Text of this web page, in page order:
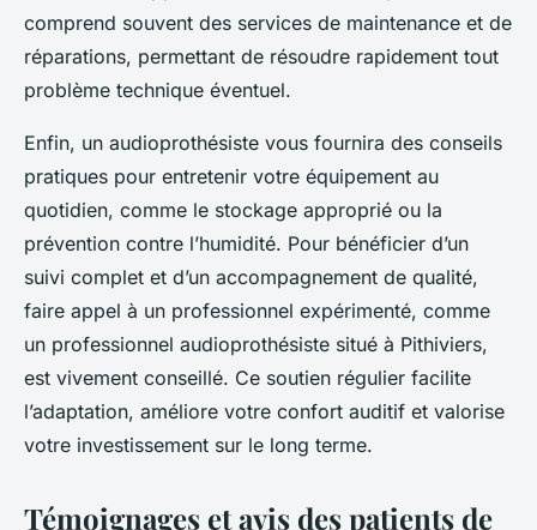
comprend souvent des services de maintenance et de
réparations, permettant de résoudre rapidement tout
problème technique éventuel.
Enfin, un audioprothésiste vous fournira des conseils
pratiques pour entretenir votre équipement au
quotidien, comme le stockage approprié ou la
prévention contre l’humidité. Pour bénéficier d’un
suivi complet et d’un accompagnement de qualité,
faire appel à un professionnel expérimenté, comme
un professionnel audioprothésiste situé à Pithiviers,
est vivement conseillé. Ce soutien régulier facilite
l’adaptation, améliore votre confort auditif et valorise
votre investissement sur le long terme.
Témoignages et avis des patients de